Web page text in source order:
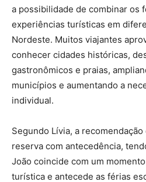
a possibilidade de combinar os
experiências turísticas em
Nordeste. Muitos viajantes
conhecer cidades históricas,
gastronômicos e praias,
municípios e aumentando a
individual.
Segundo Lívia, a
reserva com antecedência,
João coincide com um
turística e antecede as férias